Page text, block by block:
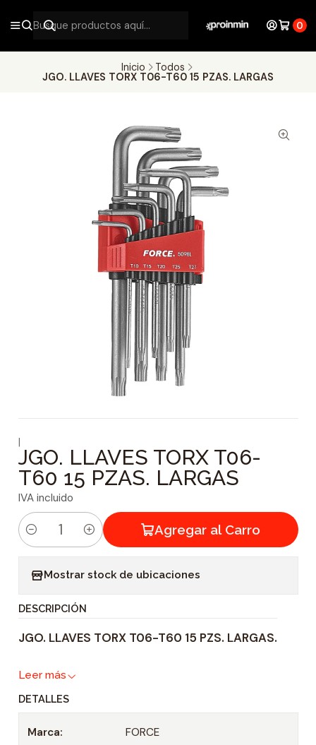
0
Inicio
Todos
JGO. LLAVES TORX T06-T60 15 PZAS. LARGAS
|
JGO. LLAVES TORX T06-
T60 15 PZAS. LARGAS
IVA incluido
C
i
d
d
Agregar al Carro
Mostrar stock de ubicaciones
DESCRIPCIÓN
JGO. LLAVES TORX T06-T60 15 PZS. LARGAS.
Leer más
DETALLES
Marca: FORCE